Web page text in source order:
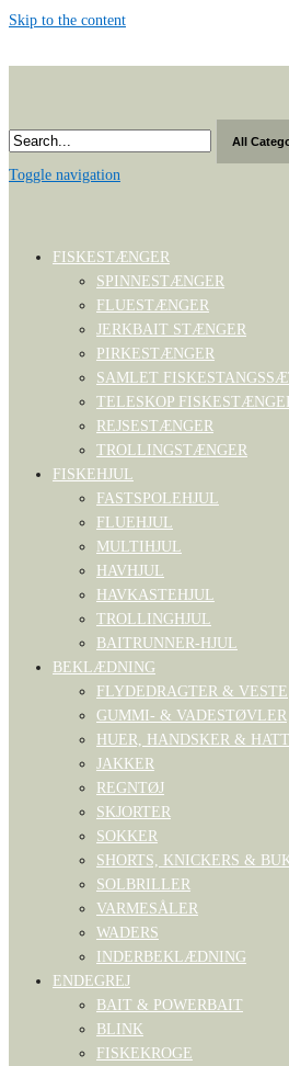
Skip to the content
Toggle navigation
FISKESTÆNGER
SPINNESTÆNGER
FLUESTÆNGER
JERKBAIT STÆNGER
PIRKESTÆNGER
SAMLET
TELESKOP
REJSESTÆNGER
TROLLINGSTÆNGER
FISKEHJUL
FASTSPOLEHJUL
FLUEHJUL
MULTIHJUL
HAVHJUL
HAVKASTEHJUL
TROLLINGHJUL
BAITRUNNER-HJUL
BEKLÆDNING
FLYDEDRAGTER & VESTE
GUMMI- & VADESTØVLER
HUER, HANDSKER &
JAKKER
REGNTØJ
SKJORTER
SOKKER
SHORTS, KNICKERS &
SOLBRILLER
VARMESÅLER
WADERS
INDERBEKLÆDNING
ENDEGREJ
BAIT & POWERBAIT
BLINK
FISKEKROGE